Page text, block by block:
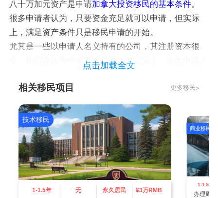
八十万加元资产是申请加拿大投资移民的基本条件。
很多申请者认为，只要资金充足就可以申请，但实际
上，满足资产条件只是移民申请的开始。
尤其是一些以申请人名义持有的公司，其注册资本很
高，他们会认为申请可以接受，但实际上，这类申请人
因为资产数量越大，解释资产来源就越困难。因此，在
财产满足800000加元的前提下，总资产的数量对移民
申请的影响很小。
2.管理经验是一个门槛
移民官员认为，被移民投资者接受的申请人需要具有企
业管理经验，并且申请人需要对企业进行财务控制，人
员管理或物质控制。
这要求申请人必须是股份公司的股东，公司聘用的高
点击加载全文
相关移民项目 更多移民>
技术移民
1-1.5年 无 永久居民 ¥3万RMB
商业移民
1-1.5年
办理周期